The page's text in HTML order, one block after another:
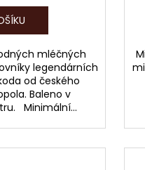
mléčných
legendárních
od českého
Baleno v
Minimální...